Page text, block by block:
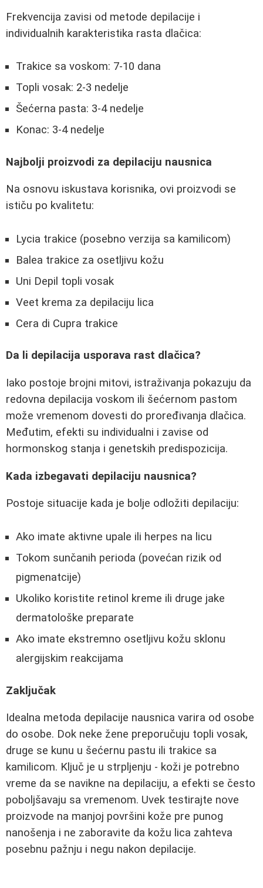
Frekvencija zavisi od metode depilacije i
individualnih karakteristika rasta dlačica:
Trakice sa voskom: 7-10 dana
Topli vosak: 2-3 nedelje
Šećerna pasta: 3-4 nedelje
Konac: 3-4 nedelje
Najbolji proizvodi za depilaciju nausnica
Na osnovu iskustava korisnika, ovi proizvodi se
ističu po kvalitetu:
Lycia trakice (posebno verzija sa kamilicom)
Balea trakice za osetljivu kožu
Uni Depil topli vosak
Veet krema za depilaciju lica
Cera di Cupra trakice
Da li depilacija usporava rast dlačica?
Iako postoje brojni mitovi, istraživanja pokazuju da
redovna depilacija voskom ili šećernom pastom
može vremenom dovesti do proređivanja dlačica.
Međutim, efekti su individualni i zavise od
hormonskog stanja i genetskih predispozicija.
Kada izbegavati depilaciju nausnica?
Postoje situacije kada je bolje odložiti depilaciju:
Ako imate aktivne upale ili herpes na licu
Tokom sunčanih perioda (povećan rizik od
pigmenatcije)
Ukoliko koristite retinol kreme ili druge jakе
dermatološke preparate
Ako imate ekstremno osetljivu kožu sklonu
alergijskim reakcijama
Zaključak
Idealna metoda depilacije nausnica varira od osobe
do osobe. Dok neke žene preporučuju topli vosak,
druge se kunu u šećernu pastu ili trakice sa
kamilicom. Ključ je u strpljenju - koži je potrebno
vreme da se navikne na depilaciju, a efekti se često
poboljšavaju sa vremenom. Uvek testirajte nove
proizvode na manjoj površini kože pre punog
nanošenja i ne zaboravite da kožu lica zahteva
posebnu pažnju i negu nakon depilacije.